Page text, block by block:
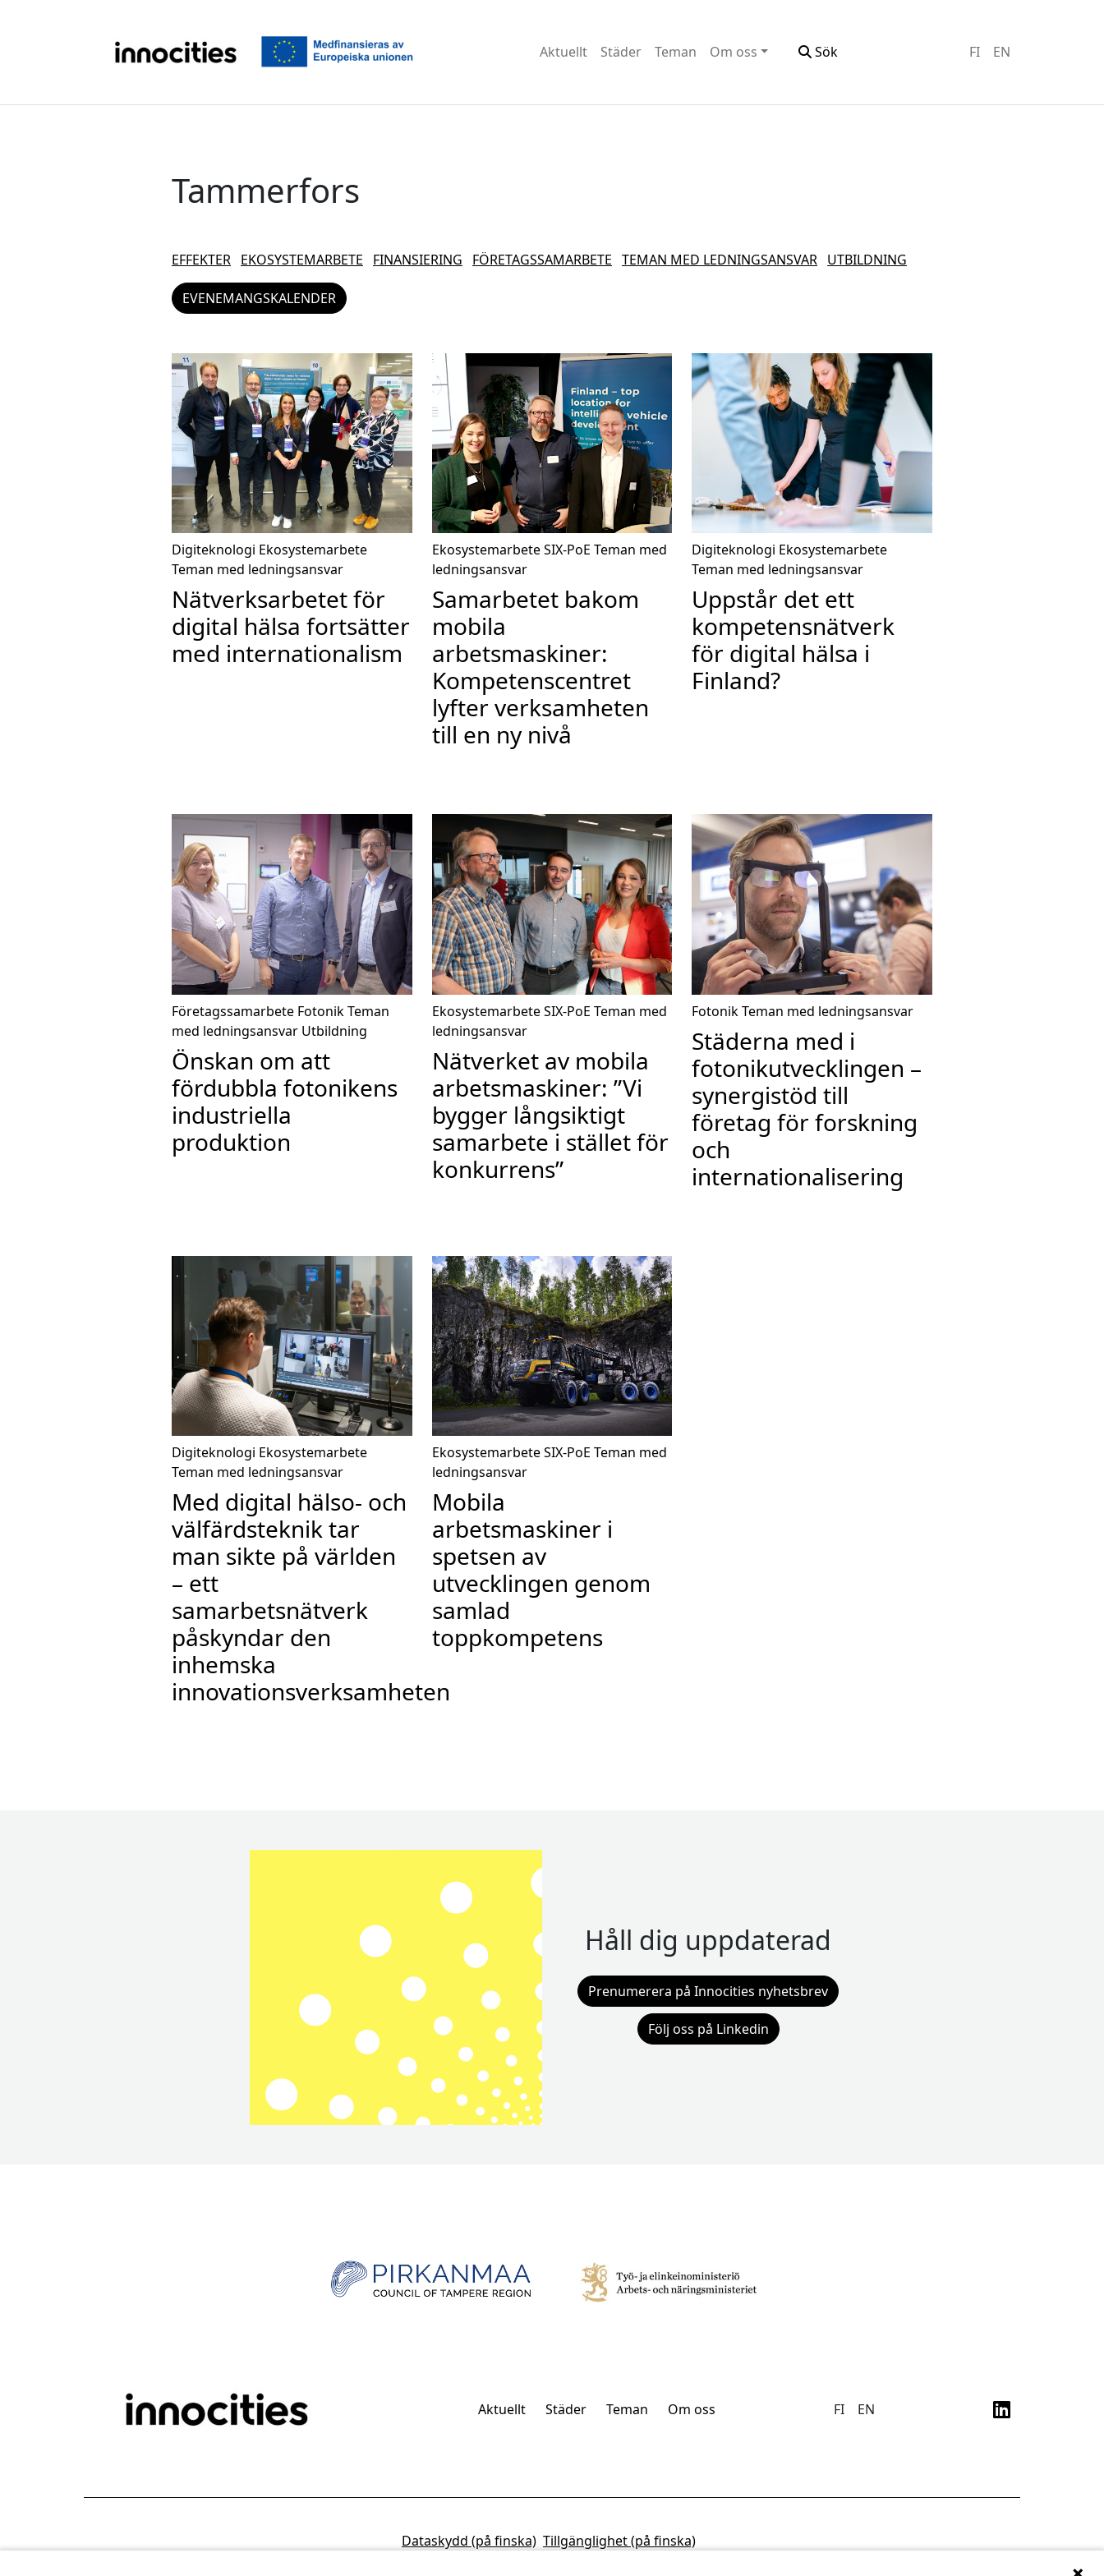
Hoppa till innehållet
Aktuellt Städer Teman Om oss Sök FI EN
Tammerfors
EFFEKTER EKOSYSTEMARBETE FINANSIERING FÖRETAGSSAMARBETE TEMAN MED LEDNINGSANSVAR UTBILDNING
EVENEMANGSKALENDER
Digiteknologi Ekosystemarbete
Teman med ledningsansvar
Nätverksarbetet för
digital hälsa fortsätter
med internationalism
EkosystemarbeteSIX-PoE Teman med
ledningsansvar
Samarbetet bakom
mobila
arbetsmaskiner:
Kompetenscentret
lyfter verksamheten
till en ny nivå
Digiteknologi Ekosystemarbete
Teman med ledningsansvar
Uppstår det ett
kompetensnätverk
för digital hälsa i
Finland?
Företagssamarbete FotonikTeman
med ledningsansvar Utbildning
Önskan om att
fördubbla fotonikens
industriella
produktion
EkosystemarbeteSIX-PoE Teman med
ledningsansvar
Nätverket av mobila
arbetsmaskiner: ”Vi
bygger långsiktigt
samarbete i stället för
konkurrens”
FotonikTeman med ledningsansvar
Städerna med i
fotonikutvecklingen –
synergistöd till
företag för forskning
och
internationalisering
Digiteknologi Ekosystemarbete
Teman med ledningsansvar
Med digital hälso- och
välfärdsteknik tar
man sikte på världen
– ett
samarbetsnätverk
påskyndar den
inhemska
innovationsverksamheten
EkosystemarbeteSIX-PoE Teman med
ledningsansvar
Mobila
arbetsmaskiner i
spetsen av
utvecklingen genom
samlad
toppkompetens
Håll dig uppdaterad
Prenumerera på Innocities nyhetsbrev
Följ oss på Linkedin
Aktuellt Städer Teman Om oss FI EN
Dataskydd (på finska) Tillgänglighet (på finska)